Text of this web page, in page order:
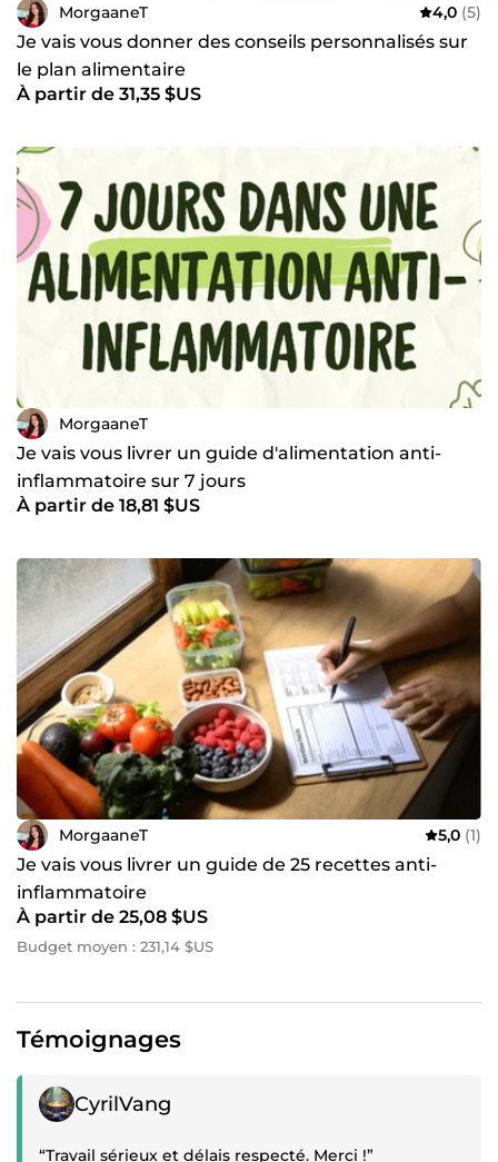
MorgaaneT 4,0 (5)
Je vais vous donner des conseils personnalisés sur
le plan alimentaire
À partir de 31,35 $US
MorgaaneT
Je vais vous livrer un guide d'alimentation anti-
inflammatoire sur 7 jours
À partir de 18,81 $US
MorgaaneT 5,0 (1)
Je vais vous livrer un guide de 25 recettes anti-
inflammatoire
À partir de 25,08 $US
Budget moyen : 231,14 $US
Témoignages
Témoignage positif
CyrilVang
“Travail sérieux et délais respecté. Merci !”